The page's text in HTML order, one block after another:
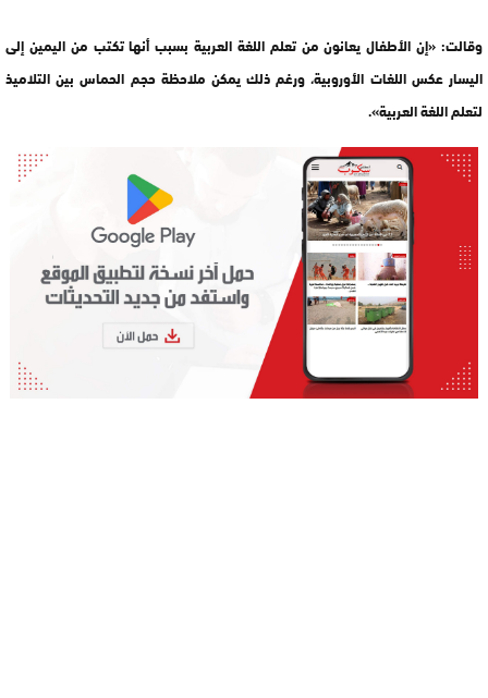
وقالت: «إن الأطفال يعانون من تعلم اللغة العربية بسبب أنها تكتب من اليمين إلى
اليسار عكس اللغات الأوروبية، ورغم ذلك يمكن ملاحظة حجم الحماس بين التلاميذ
لتعلم اللغة العربية».